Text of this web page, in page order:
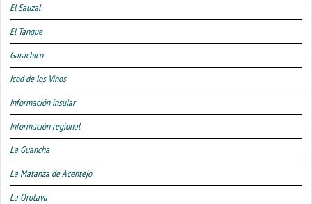
El Sauzal
El Tanque
Garachico
Icod de los Vinos
Información insular
Información regional
La Guancha
La Matanza de Acentejo
La Orotava